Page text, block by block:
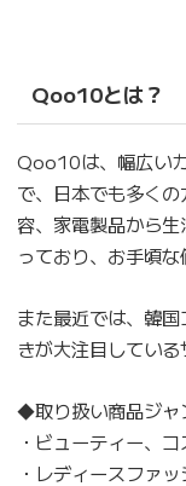
Qoo10とは？
Qoo10は、幅広い
で、日本でも多く
容、家電製品から
っており、お手頃な
また最近では、韓
きが大注目している
◆取り扱い商品ジャ
・ビューティー、コ
・レディースファ